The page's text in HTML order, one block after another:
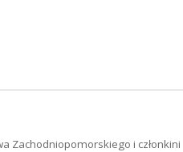
Zachodniopomorskiego i członkini